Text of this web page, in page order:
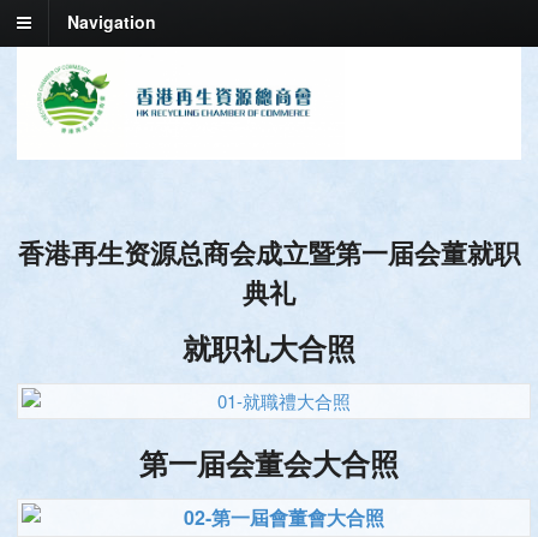
Navigation
香港再生资源总商会成立暨第一届会董就职
典礼
就职礼大合照
第一届会董会大合照